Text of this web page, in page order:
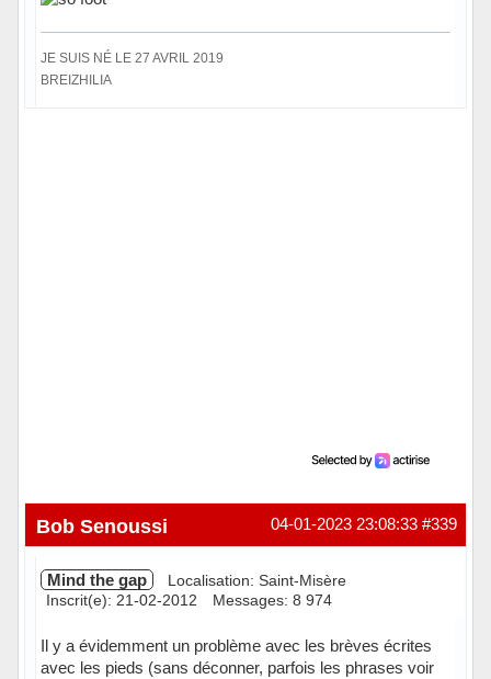
JE SUIS NÉ LE 27 AVRIL 2019
BREIZHILIA
#339
04-01-2023 23:08:33
Bob Senoussi
Mind the gap
Localisation: Saint-Misère
Inscrit(e): 21-02-2012
Messages: 8 974
Il y a évidemment un problème avec les brèves écrites
avec les pieds (sans déconner, parfois les phrases voir